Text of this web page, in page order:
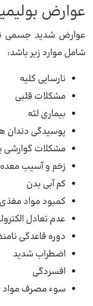
عوارض
عوارض شدید جسمی
شامل موارد زیر باشد:
نارسایی کلیه
مشکلات قلبی
بیماری لثه
پوسیدگی دندان
مشکلات گوارشی
زخم و آسیب معده
کم آبی بدن
کمبود مواد مغذی
عدم تعادل
دوره قاعدگی
اضطراب شدید
افسردگی
سوء مصرف مواد